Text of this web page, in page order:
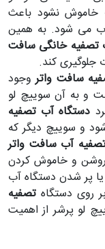
نشود باعث
می شود. به همین
تصفیه خانگی سافت
جلوگیری کند.
سافت واتروجود
و به آن سوییچ لو
دستگاه آب تصفیه
و سوییچ دیگر که
آب سافت واتر
روشن و خاموش کردن
پر شدن دستگاه آب
روی دستگاه تصفیه
لو پرشر از اهمیت